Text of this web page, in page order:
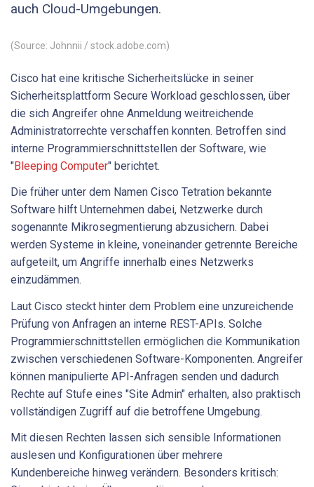
auch Cloud-Umgebungen.
(Source: Johnnii / stock.adobe.com)
Cisco hat eine kritische Sicherheitslücke in seiner
Sicherheitsplattform Secure Workload geschlossen, über
die sich Angreifer ohne Anmeldung weitreichende
Administratorrechte verschaffen konnten. Betroffen sind
interne Programmierschnittstellen der Software, wie
"Bleeping Computer" berichtet.
Die früher unter dem Namen Cisco Tetration bekannte
Software hilft Unternehmen dabei, Netzwerke durch
sogenannte Mikrosegmentierung abzusichern. Dabei
werden Systeme in kleine, voneinander getrennte Bereiche
aufgeteilt, um Angriffe innerhalb eines Netzwerks
einzudämmen.
Laut Cisco steckt hinter dem Problem eine unzureichende
Prüfung von Anfragen an interne REST-APIs. Solche
Programmierschnittstellen ermöglichen die Kommunikation
zwischen verschiedenen Software-Komponenten. Angreifer
können manipulierte API-Anfragen senden und dadurch
Rechte auf Stufe eines "Site Admin" erhalten, also praktisch
vollständigen Zugriff auf die betroffene Umgebung.
Mit diesen Rechten lassen sich sensible Informationen
auslesen und Konfigurationen über mehrere
Kundenbereiche hinweg verändern. Besonders kritisch: